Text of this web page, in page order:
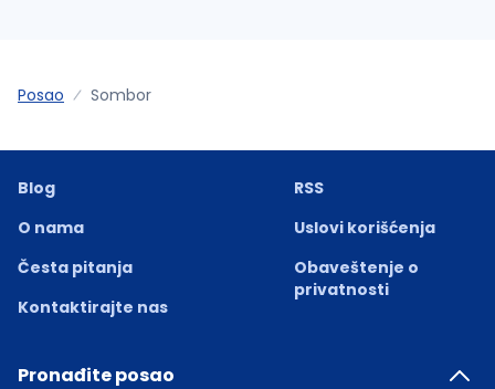
Posao Sombor
Blog
O nama
Česta pitanja
Kontaktirajte nas
RSS
Uslovi korišćenja
Obaveštenje o
privatnosti
Pronađite posao